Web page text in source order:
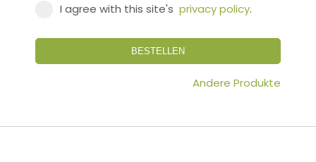
I agree with this site's privacy policy.
BESTELLEN
Andere Produkte